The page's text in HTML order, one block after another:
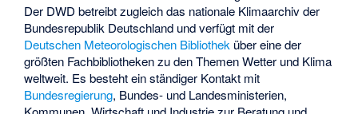
Der DWD betreibt zugleich das nationale Klimaarchiv der
Bundesrepublik Deutschland und verfügt mit der
Deutschen Meteorologischen Bibliothek über eine der
größten Fachbibliotheken zu den Themen Wetter und Klima
weltweit. Es besteht ein ständiger Kontakt mit
Bundesregierung, Bundes- und Landesministerien,